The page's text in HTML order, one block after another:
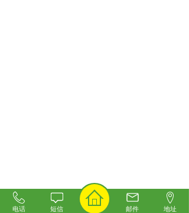
电话 短信 邮件 地址